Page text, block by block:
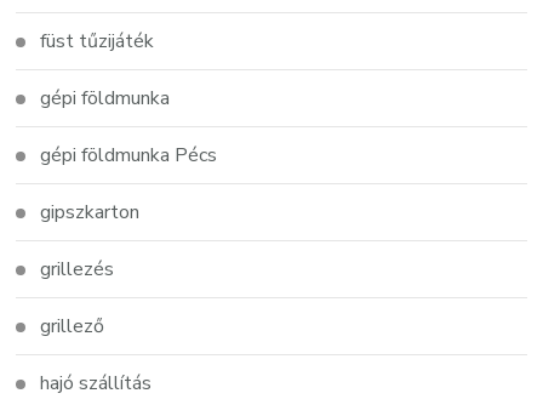
füst tűzijáték
gépi földmunka
gépi földmunka Pécs
gipszkarton
grillezés
grillező
hajó szállítás